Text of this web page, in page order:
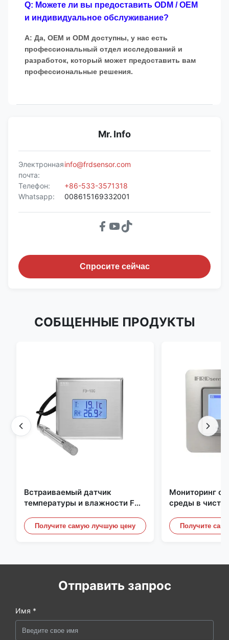
Q: Можете ли вы предоставить ODM / OEM
и индивидуальное обслуживание?
A: Да, OEM и ODM доступны, у нас есть
профессиональный отдел исследований и
разработок, который может предоставить вам
профессиональные решения.
Mr. Info
Электронная
почта:
info@frdsensor.com
Телефон:
+86-533-3571318
Whatsapp:
008615169332001
Спросите сейчас
СОБЩЕННЫЕ ПРОДУКТЫ
Встраиваемый датчик
температуры и влажности FD-
монитор из нержавеющей
стали 316L
Получите самую лучшую цену
Мониторинг
среды в
встроенная
20mA/RS485
Получите
Отправить запрос
Имя *